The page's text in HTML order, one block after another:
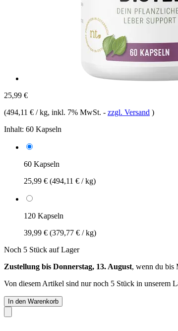
25,99 €
(494,11 € / kg, inkl. 7% MwSt. - zzgl. Versand )
Inhalt: 60 Kapseln
60 Kapseln
25,99 € (494,11 € / kg)
120 Kapseln
39,99 € (379,77 € / kg)
Noch 5 Stück auf Lager
Zustellung bis Donnerstag, 13. August, wenn du bis
Von diesem Artikel sind nur noch 5 Stück in unserem
In den Warenkorb